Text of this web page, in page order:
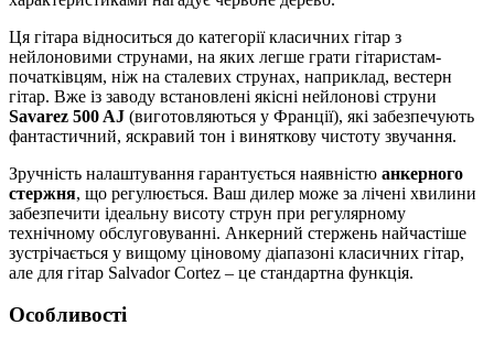
Ця гітара відноситься до категорії класичних гітар з
нейлоновими струнами, на яких легше грати гітаристам-
початківцям, ніж на сталевих струнах, наприклад, вестерн
гітар. Вже із заводу встановлені якісні нейлонові струни
Savarez 500 AJ (виготовляються у Франції), які забезпечують
фантастичний, яскравий тон і виняткову чистоту звучання.
Зручність налаштування гарантується наявністю анкерного
стержня, що регулюється. Ваш дилер може за лічені хвилини
забезпечити ідеальну висоту струн при регулярному
технічному обслуговуванні. Анкерний стержень найчастіше
зустрічається у вищому ціновому діапазоні класичних гітар,
але для гітар Salvador Cortez – це стандартна функція.
Особливості